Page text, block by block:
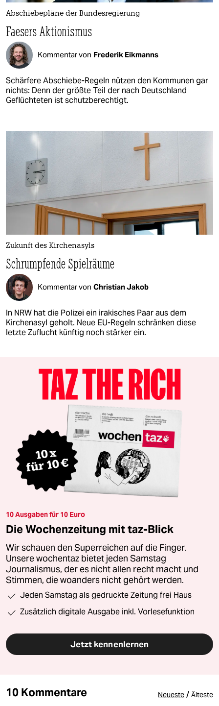
Abschiebepläne der Bundesregierung
Faesers Aktionismus
Kommentar von Frederik Eikmanns
Schärfere Abschiebe-Regeln nützen den Kommunen gar
nichts: Denn der größte Teil der nach Deutschland
Geflüchteten ist schutzberechtigt.
Zukunft des Kirchenasyls
Schrumpfende Spielräume
Kommentar von Christian Jakob
In NRW hat die Polizei ein irakisches Paar aus dem
Kirchenasyl geholt. Neue EU-Regeln schränken diese
letzte Zuflucht künftig noch stärker ein.
10 Ausgaben für 10 Euro
Die Wochenzeitung mit taz-Blick
Wir schauen den Superreichen auf die Finger.
Unsere wochentaz bietet jeden Samstag
Journalismus, der es nicht allen recht macht und
Stimmen, die woanders nicht gehört werden.
Jeden Samstag als gedruckte Zeitung frei Haus
Zusätzlich digitale Ausgabe inkl. Vorlesefunktion
Jetzt kennenlernen
10 Kommentare Neueste / Älteste